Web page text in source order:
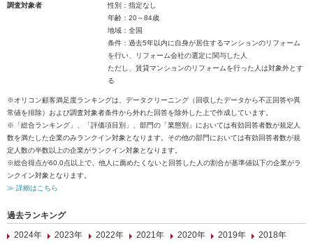
調査対象者
性別：指定なし
年齢：20～84歳
地域：全国
条件：過去5年以内に自身が居住するマンションのリフォーム
を行い、リフォーム会社の選定に関与した人
ただし、賃貸マンションのリフォームを行った人は対象外とす
る
※オリコン顧客満足度ランキングは、データクリーニング（回収したデータから不正回答や異
常値を排除）および調査対象者条件から外れた回答を除外した上で作成しています。
※「総合ランキング」、「評価項目別」、部門の「業態別」においては有効回答者数が規定人
数を満たした企業のみランクイン対象となります。その他の部門においては有効回答者数が規
定人数の半数以上の企業がランクイン対象となります。
※総合得点が60.0点以上で、他人に薦めたくないと回答した人の割合が基準値以下の企業がラ
ンクイン対象となります。
≫ 詳細はこちら
過去ランキング
2024年
2023年 2022年 2021年 2020年 2019年
2018年